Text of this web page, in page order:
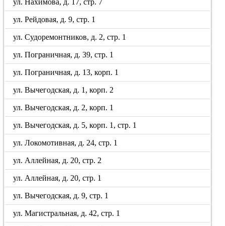
ул. Нахимова, д. 17, стр. 7
ул. Рейдовая, д. 9, стр. 1
ул. Судоремонтников, д. 2, стр. 1
ул. Пограничная, д. 39, стр. 1
ул. Пограничная, д. 13, корп. 1
ул. Вычегодская, д. 1, корп. 2
ул. Вычегодская, д. 2, корп. 1
ул. Вычегодская, д. 5, корп. 1, стр. 1
ул. Локомотивная, д. 24, стр. 1
ул. Аллейная, д. 20, стр. 2
ул. Аллейная, д. 20, стр. 1
ул. Вычегодская, д. 9, стр. 1
ул. Магистральная, д. 42, стр. 1